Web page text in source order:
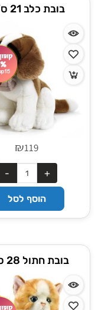
בובת כלב 21 ס”מ
₪119
הוסף לסל
בובת חתול 28 ס”מ